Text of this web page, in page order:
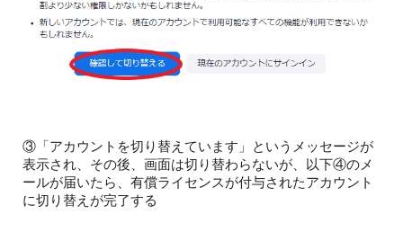
③「アカウントを切り替えています」というメッセージが
表示され、その後、画面は切り替わらないが、以下④のメ
ールが届いたら、有償ライセンスが付与されたアカウント
に切り替えが完了する